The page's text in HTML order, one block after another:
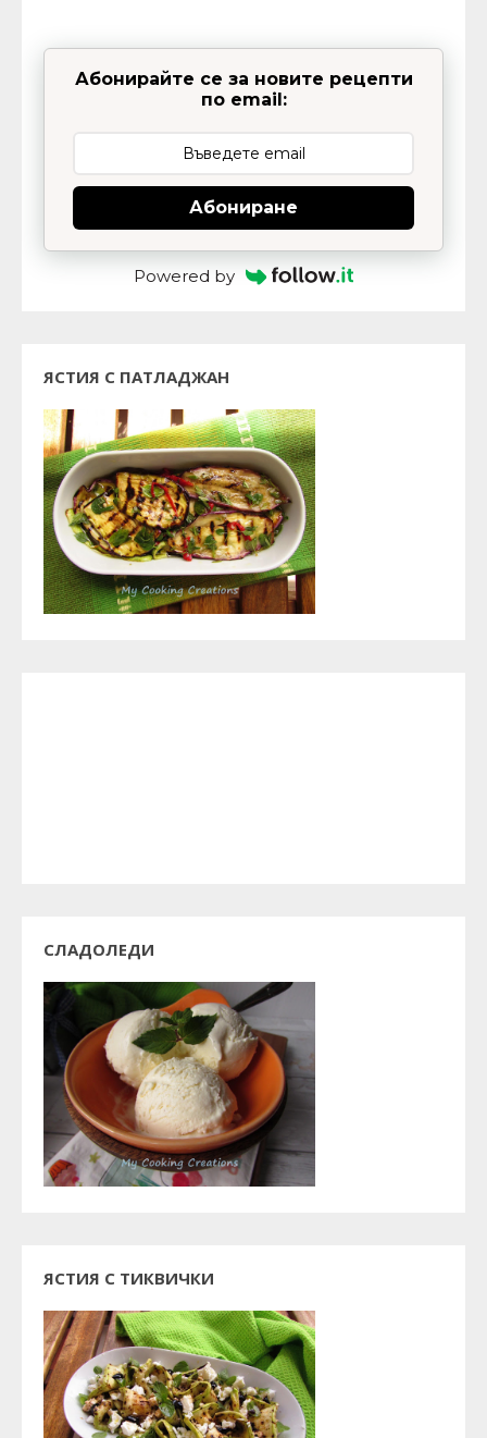
Абонирайте се за новите рецепти
по email:
Абониране
Powered by
ЯСТИЯ С ПАТЛАДЖАН
СЛАДОЛЕДИ
ЯСТИЯ С ТИКВИЧКИ